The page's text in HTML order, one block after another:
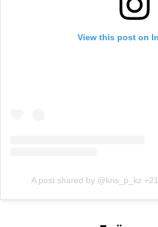
View this post on
A post shared by @kris_p_kz